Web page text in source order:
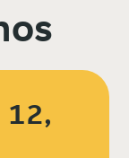
12,